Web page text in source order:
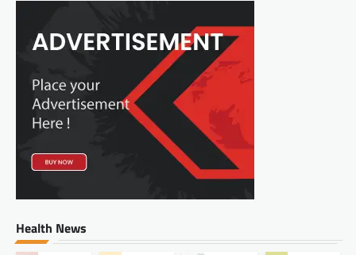
Health News